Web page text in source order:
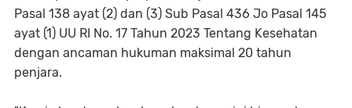
Pasal 138 ayat (2) dan (3) Sub Pasal 436 Jo Pasal 145
ayat (1) UU RI No. 17 Tahun 2023 Tentang Kesehatan
dengan ancaman hukuman maksimal 20 tahun
penjara.